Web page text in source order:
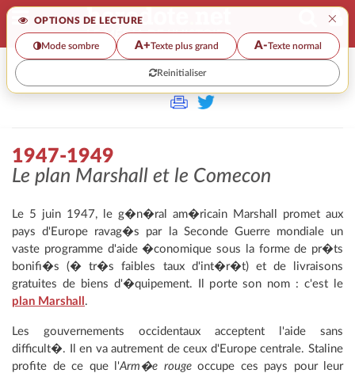
OPTIONS DE LECTURE ×
Mode sombre A+Texte plus grand A-Texte normal
Reinitialiser
>
1947-1949
Le plan Marshall et le Comecon
Le 5 juin 1947, le g�n�ral am�ricain Marshall promet aux
pays d'Europe ravag�s par la Seconde Guerre mondiale un
vaste programme d'aide �conomique sous la forme de pr�ts
bonifi�s (� tr�s faibles taux d'int�r�t) et de livraisons
gratuites de biens d'�quipement. Il porte son nom : c'est le
plan Marshall .
Les gouvernements occidentaux acceptent l'aide sans
difficult�. Il en va autrement de ceux d'Europe centrale. Staline
profite de ce que l'Arm�e rougeoccupe ces pays pour leur